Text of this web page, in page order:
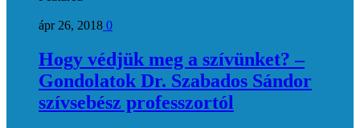
ápr 26, 2018 0
Hogy védjük meg a szívünket? –
Gondolatok Dr. Szabados Sándor
szívsebész professzortól